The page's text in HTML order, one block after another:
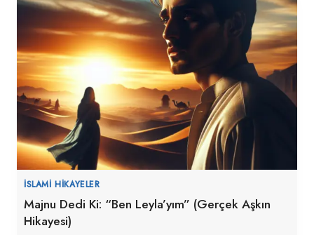
İSLAMI HIKAYELER
Majnu Dedi Ki: “Ben Leyla’yım” (Gerçek Aşkın
Hikayesi)